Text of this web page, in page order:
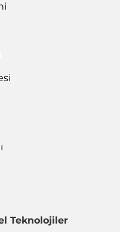
Teknolojiler